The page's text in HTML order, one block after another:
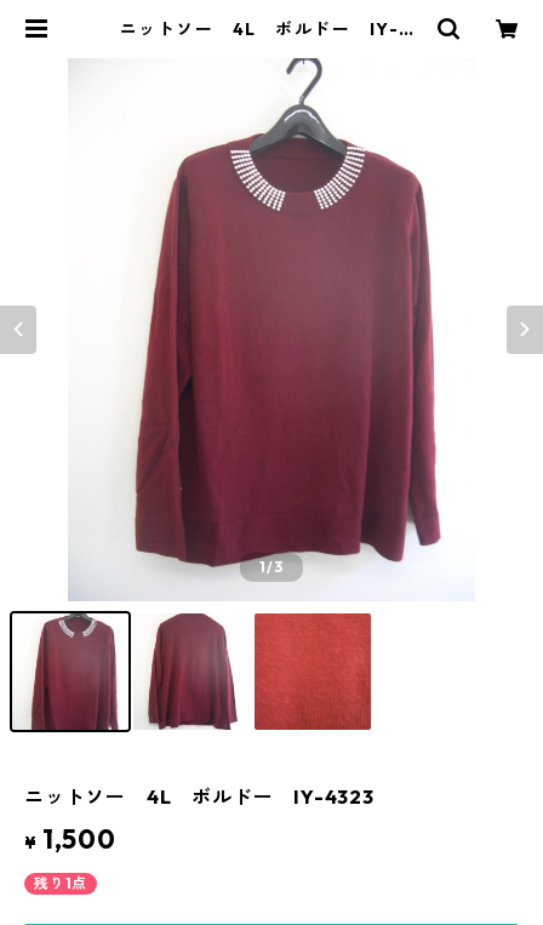
ニットソー 4L ボルドー IY-43
1/3
ニットソー 4L ボルドー IY-4323
¥ 1,500
残り1点